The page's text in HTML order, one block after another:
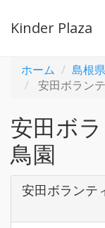
Kinder Plaza
ホーム 島根県
安田ボラン
安田ボ
鳥園
安田ボランテ